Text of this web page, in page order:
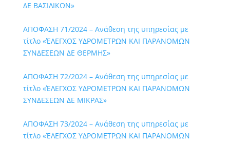
ΔΕ ΒΑΣΙΛΙΚΩΝ»
ΑΠΟΦΑΣΗ 71/2024 – Ανάθεση της υπηρεσίας με
τίτλο «ΈΛΕΓΧΟΣ ΥΔΡΟΜΕΤΡΩΝ ΚΑΙ ΠΑΡΑΝΟΜΩΝ
ΣΥΝΔΕΣΕΩΝ ΔΕ ΘΕΡΜΗΣ»
ΑΠΟΦΑΣΗ 72/2024 – Ανάθεση της υπηρεσίας με
τίτλο «ΈΛΕΓΧΟΣ ΥΔΡΟΜΕΤΡΩΝ ΚΑΙ ΠΑΡΑΝΟΜΩΝ
ΣΥΝΔΕΣΕΩΝ ΔΕ ΜΙΚΡΑΣ»
ΑΠΟΦΑΣΗ 73/2024 – Ανάθεση της υπηρεσίας με
τίτλο «ΈΛΕΓΧΟΣ ΥΔΡΟΜΕΤΡΩΝ ΚΑΙ ΠΑΡΑΝΟΜΩΝ